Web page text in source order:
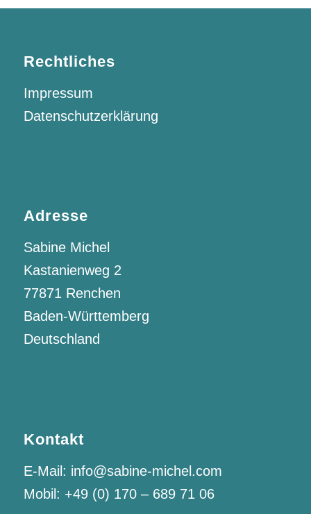
Rechtliches
Impressum
Datenschutzerklärung
Adresse
Sabine Michel
Kastanienweg 2
77871 Renchen
Baden-Württemberg
Deutschland
Kontakt
E-Mail: info@sabine-michel.com
Mobil: +49 (0) 170 – 689 71 06